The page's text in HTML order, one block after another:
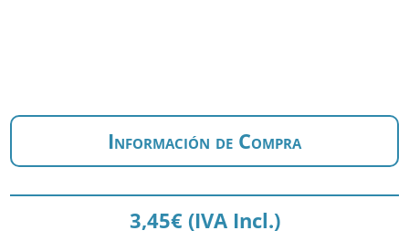
Información de Compra
3,45€ (IVA Incl.)